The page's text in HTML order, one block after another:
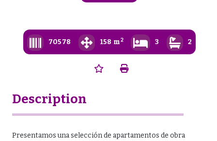
70578 158 m2 3 2
Description
Presentamos una selección de apartamentos de obra